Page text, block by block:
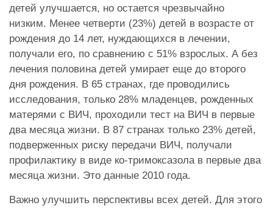
детей улучшается, но остается чрезвычайно
низким. Менее четверти (23%) детей в возрасте от
рождения до 14 лет, нуждающихся в лечении,
получали его, по сравнению с 51% взрослых. А без
лечения половина детей умирает еще до второго
дня рождения. В 65 странах, где проводились
исследования, только 28% младенцев, рожденных
матерями с ВИЧ, проходили тест на ВИЧ в первые
два месяца жизни. В 87 странах только 23% детей,
подверженных риску передачи ВИЧ, получали
профилактику в виде ко-тримоксазола в первые два
месяца жизни. Это данные 2010 года.
Важно улучшить перспективы всех детей. Для этого